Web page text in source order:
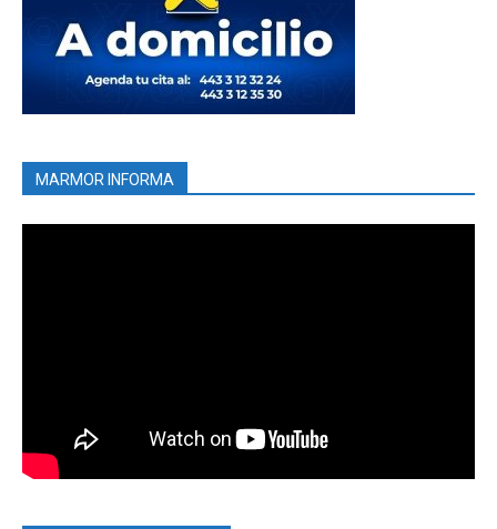
MARMOR INFORMA